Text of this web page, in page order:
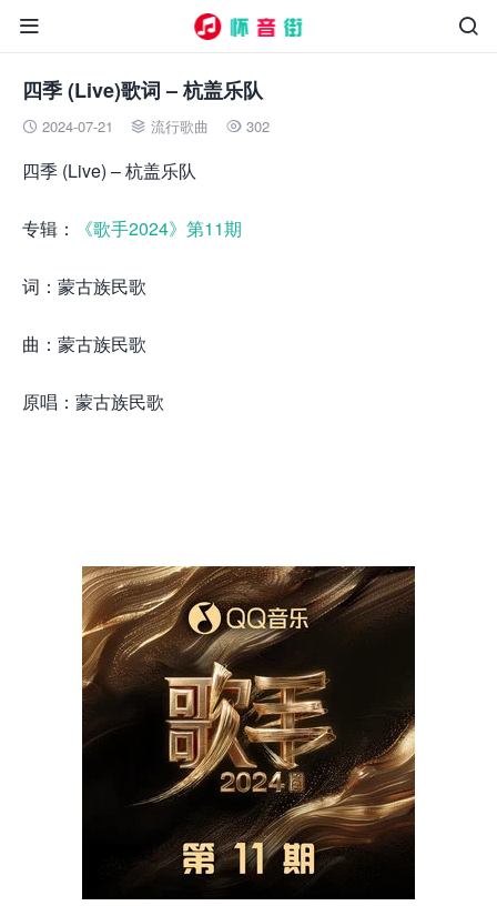


四季 (Live)歌词 – 杭盖乐队
 2024-07-21  流行歌曲  302
四季 (Live) – 杭盖乐队
专辑： 《歌手2024》第11期
词：蒙古族民歌
曲：蒙古族民歌
原唱：蒙古族民歌